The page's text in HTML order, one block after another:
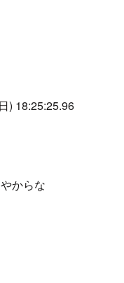
) 18:25:25.96
からな